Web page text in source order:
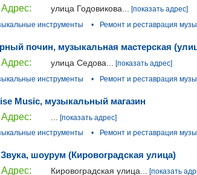
Адрес:
улица Годовикова...
[показать адрес]
инструменты • Ремонт и реставрация
почин, музыкальная мастерская
Адрес:
улица Седова...
[показать адрес]
инструменты • Ремонт и реставрация
Music, музыкальный магазин
Адрес:
[показать адрес]
инструменты • Ремонт и реставрация
шоурум (Кировоградская улица)
Адрес:
Кировоградская улица... [показать